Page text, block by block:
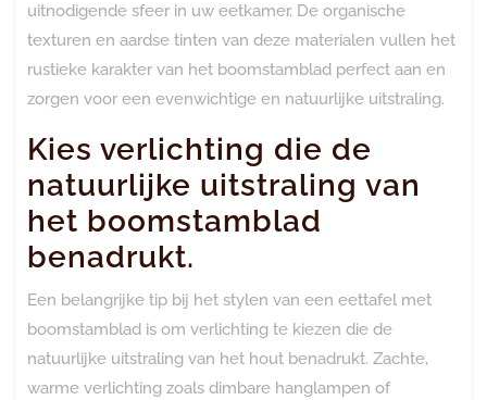
uitnodigende sfeer in uw eetkamer. De organische
texturen en aardse tinten van deze materialen vullen het
rustieke karakter van het boomstamblad perfect aan en
zorgen voor een evenwichtige en natuurlijke uitstraling.
Kies verlichting die de
natuurlijke uitstraling van
het boomstamblad
benadrukt.
Een belangrijke tip bij het stylen van een eettafel met
boomstamblad is om verlichting te kiezen die de
natuurlijke uitstraling van het hout benadrukt. Zachte,
warme verlichting zoals dimbare hanglampen of